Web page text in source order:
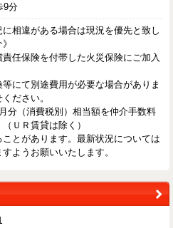
9分
相違がある場合は現況を優先と致し
任保険を付帯した火災保険にご加入
にて別途費用が必要な場合がありま
ださい。
分（消費税別）相当額を仲介手数料
ＵＲ賃貸は除く）
とがあります。最新状況については
ようお願いいたします。